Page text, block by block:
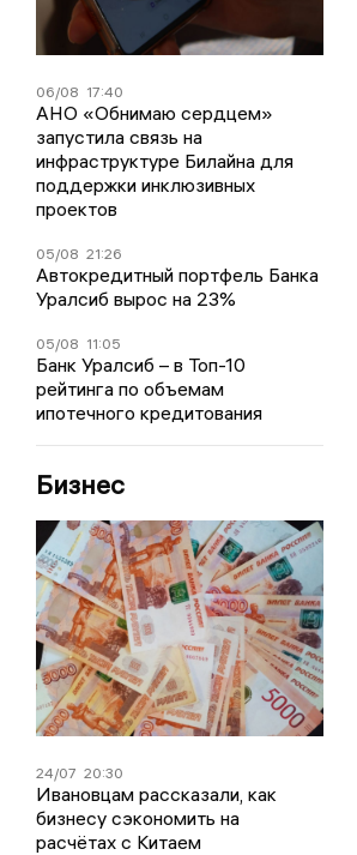
06/08 17:40
АНО «Обнимаю сердцем»
запустила связь на
инфраструктуре Билайна для
поддержки инклюзивных
проектов
05/08 21:26
Автокредитный портфель Банка
Уралсиб вырос на 23%
05/08 11:05
Банк Уралсиб – в Топ-10
рейтинга по объемам
ипотечного кредитования
Бизнес
24/07 20:30
Ивановцам рассказали, как
бизнесу сэкономить на
расчётах с Китаем